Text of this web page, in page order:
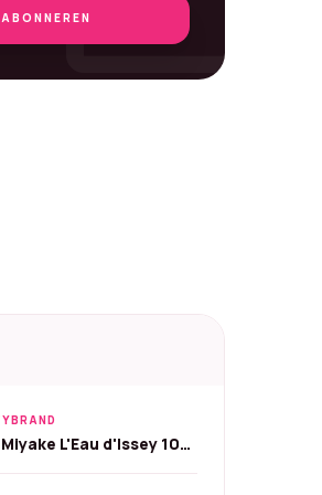
L'Eau d'Issey 100